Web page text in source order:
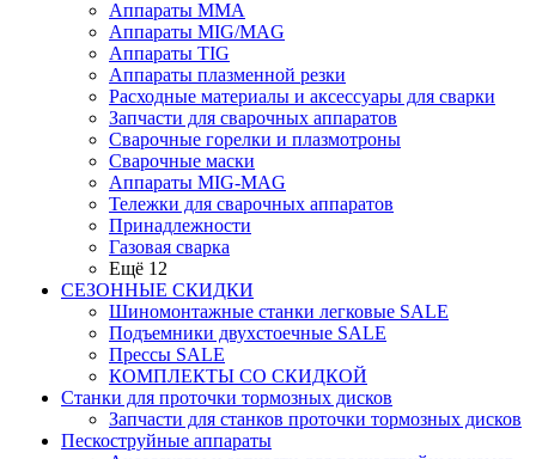
Аппараты MMA
Аппараты MIG/MAG
Аппараты TIG
Аппараты плазменной резки
Расходные материалы и аксессуары для сварки
Запчасти для сварочных аппаратов
Сварочные горелки и плазмотроны
Сварочные маски
Аппараты MIG-MAG
Тележки для сварочных аппаратов
Принадлежности
Газовая сварка
Ещё 12
СЕЗОННЫЕ СКИДКИ
Шиномонтажные станки легковые SALE
Подъемники двухстоечные SALE
Прессы SALE
КОМПЛЕКТЫ СО СКИДКОЙ
Станки для проточки тормозных дисков
Запчасти для станков проточки тормозных дисков
Пескоструйные аппараты